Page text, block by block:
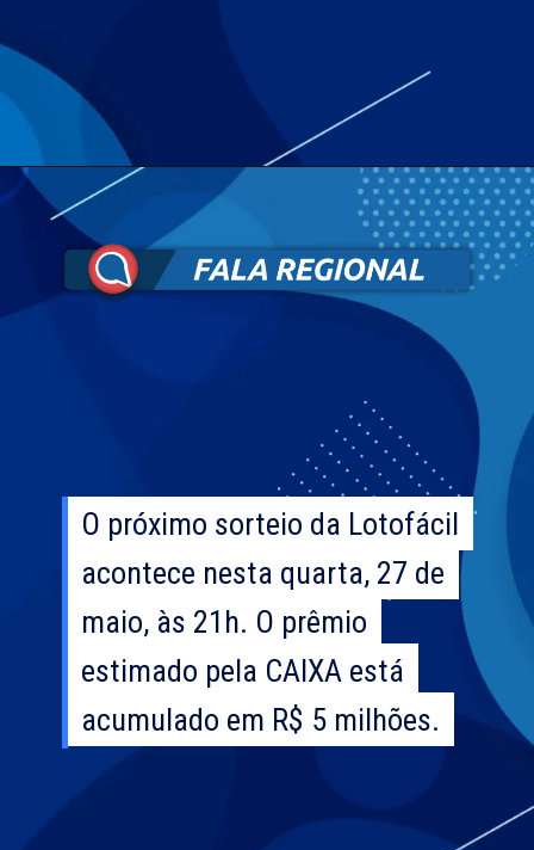
O próximo sorteio da Lotofácil
acontece nesta quarta, 27 de
maio, às 21h. O prêmio
estimado pela CAIXA está
acumulado em R$ 5 milhões.
O próximo sorteio da Lotofácil
acontece nesta quarta, 27 de
maio, às 21h. O prêmio
estimado pela CAIXA está
acumulado em R$ 5 milhões.